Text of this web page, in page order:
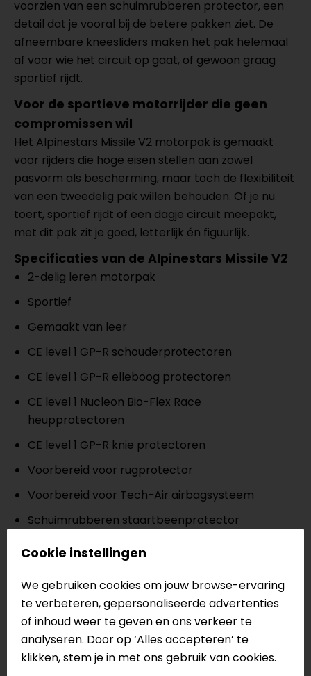
voorzien van een schuimrubberen protector, een
detail dat je vooral bij de betere pakken ziet. De
afneembare kneesliders maken het pak helemaal
af voor wie het circuit op gaat, of gewoon graag
sportief rijdt.
Voor de sportieve motorrijder die geen
compromissen wil
Het Alpinestars Missile V2 motorpak is gemaakt
voor rijders die hoge eisen stellen aan zowel
pasvorm als bescherming, maar toch de flexibiliteit
van een tweedelig pak willen behouden. Of je nu
toert, sportief rijdt of een dagje circuit meepakt,
met dit pak zit je goed, letterlijk én figuurlijk.
Specificaties van de Alpinestars Missile V2
2-delig leren motorpak
Sportief
Gemaakt van leer
CE level 1 GP-R schouderprotectoren
CE level 1 GP-R elleboog protectoren
CE level 1 Nucleon Bio-Flex Race
heupprotectoren
CE level 1 GP-R knie protectoren
Voorbereid voor rugprotector
Voorbereid voor Tech-Air airbagsysteem
Schuimrubberen staartbeenprotector
Afneembare kneesliders
Stretch zones voor extra comfort
Race fit pasvorm
CE level AAA
Cookie instellingen
We gebruiken cookies om jouw browse-ervaring
te verbeteren, gepersonaliseerde advertenties
of inhoud weer te geven en ons verkeer te
analyseren. Door op ‘Alles accepteren’ te
klikken, stem je in met ons gebruik van cookies.